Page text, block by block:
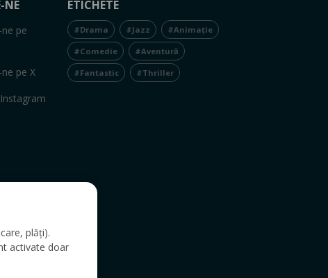
NE
pe
pe X
ETICHETE
#Drama #Jazz #Animație
#Comedie #Aventură
#Fantastic #Thriller
plăți).
activate doar